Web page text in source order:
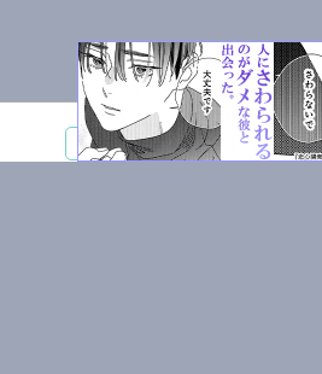
夢小説 ツイステ R18